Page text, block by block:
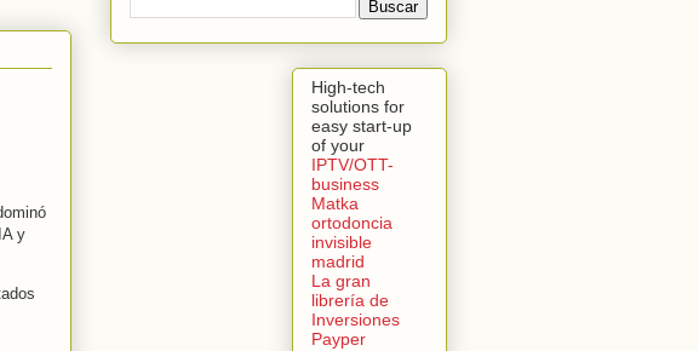
y
High-tech
solutions for
easy start-up
of your
IPTV/OTT-
business
Matka
ortodoncia
invisible
madrid
La gran
librería de
Inversiones
Payper